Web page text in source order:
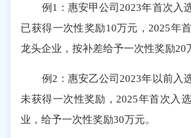
例1：惠安甲公司2023年首次入选
已获得一次性奖励10万元，2025年
龙头企业，按补差给予一次性奖励20
例2：惠安乙公司2023年以前入选
未获得一次性奖励，2025年首次入
业，给予一次性奖励30万元。